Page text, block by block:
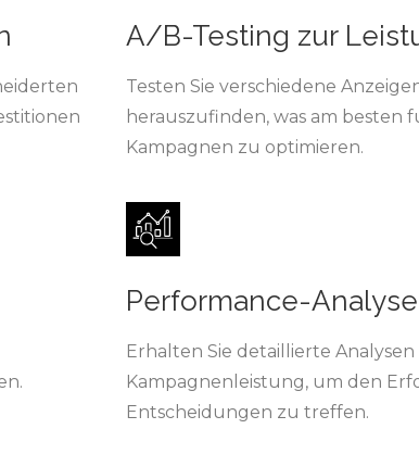
A/B-Testing zur
Testen Sie verschiedene
herauszufinden, was am
Kampagnen zu optimieren.
Performance-
Erhalten Sie detaillierte
Kampagnenleistung, um den
Entscheidungen zu treffen.